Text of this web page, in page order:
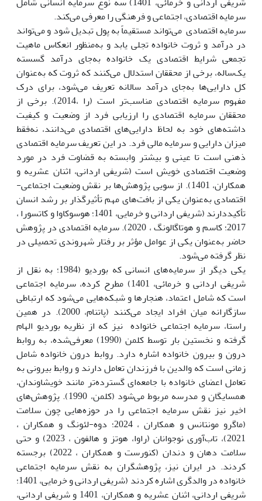
سرمایه اقتصادی، اجتماعی و فرهنگی را معرفی می‌کند.
سرمایه اقتصادی می‌تواند مستقیماً به پول تبدیل شود و می‌تواند
در درآمد و ثروت خانواده تجلی یابد و به‌منظور انعکاس ماهیت
تجمعی شرایط اقتصادی یک خانواده به‌جای درآمد گسسته
یک‌ساله، برخی از محققان استدلال می‌کنند که ثروت که به‌عنوان
کل دارایی‌ها به‌جای درآمد سالانه تعریف می‌شود، برای درک
مفهوم سرمایه اقتصادی مناسب‌تر است (را ،2014). برخی از
محققان سرمایه اقتصادی را ارزیابی فرد از وضعیت و کیفیت
داشته‌های خود به لحاظ دارایی‌های اقتصادی می‌دانند، نه‌فقط
میزان دارایی و سرمایه مالی فرد. در این تعریف سرمایه اقتصادی
ذهنی است تا عینی و بیشتر وابسته به قضاوت فرد در مورد
وضعیت اقتصادی خویش است (شریفی اردانی، اثنان عشریه و
همکاران، 1401). از سویی پژوهش‌ها بر نقش وضعیت اجتماعی-
اقتصادی به‌عنوان یکی از بافت‌های مهم تأثیرگذار بر رشد انسان
تأکیددارند (شریفی اردانی و خرمایی، 1401؛ هوسوکاوا و کاتسورا ،
2017؛ کاسم و هوتاگالونگ ، 2020). سرمایه اقتصادی در پژوهش
حاضر به‌عنوان یکی از عوامل مؤثر بر رفتار شهروندی تحصیلی در
نظر گرفته می‌شود.
یکی دیگر از سرمایه‌های انسانی که بوردیو (1984؛ به نقل از
شریفی اردانی و خرمائی، 1401) مطرح کرده، سرمایه اجتماعی
است که شامل اعتماد، هنجارها و شبکه‌هایی می‌شود که ارتباطی
سازگارانه میان افراد ایجاد می‌کنند (پاتنام، 2000). در همین
راستا، سرمایه اجتماعی خانواده نیز که از نظریه بوردیو الهام
گرفته و نخستین بار توسط کلمن (1990) معرفی‌شده، به روابط
درون و بیرون خانواده اشاره دارد. روابط درون خانواده شامل
زمانی است که والدین با فرزندان تعامل دارند و روابط بیرونی به
تعامل اعضای خانواده با جامعه‌ای گسترده‌تر مانند خویشاوندان،
همسایگان و مدرسه مربوط می‌شود (کلمن، 1990). پژوهش‌های
اخیر نیز نقش سرمایه اجتماعی را در حوزه‌هایی چون سلامت
(ماگرو مونتانس و همکاران ، 2024؛ دوه-لئونگ و همکاران ،
2021)، تاب‌آوری نوجوانان (راوا، هوتز و هالفون ، 2023) و حتی
سلامت دهان و دندان (کنورست و همکاران ، 2022) برجسته
کردند. در ایران نیز، پژوهشگران به نقش سرمایه اجتماعی
خانواده در والد‌گری اشاره کردند (شریفی اردانی و خرمایی، 1401؛
شریفی اردانی، اثنان عشریه و همکاران، 1401 و شریفی اردانی،